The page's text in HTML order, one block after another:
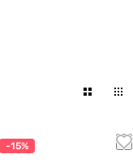
-15%